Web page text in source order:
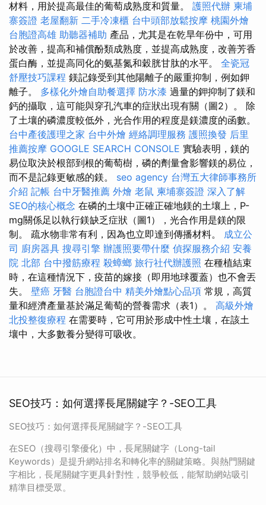
材料，用於提高最佳的葡萄成熟度和質量。 護照代辦 柬埔
寨簽證 老屋翻新 二手冷凍櫃 台中頭部放鬆按摩 桃園外燴
台胞證高雄 助聽器補助 產品，尤其是在乾旱年份中，可用
於改善，提高和補償酚類成熟度，並提高成熟度，改善芳香
蛋白酶，並提高同化的氨基氮和穀胱甘肽的水平。 全瓷冠
舒壓技巧課程 鎂記錄受到其他陽離子的嚴重抑制，例如鉀
離子。 多樣化外燴自助餐選擇 防水漆 過量的鉀抑制了鎂和
鈣的攝取，這可能與穿孔汽車的症狀出現有關（圖2）。 除
了土壤的磷濃度較低外，光合作用的程度是鎂濃度的函數。
台中產後護理之家 台中外燴 經絡調理服務 護照換發 后里
推薦按摩 GOOGLE SEARCH CONSOLE 實驗表明，鎂的
易位取決於根部到根的葡萄樹，磷的劑量會影響鎂的易位，
而不是記錄更敏感的鎂。 seo agency 台灣五大律師事務所
介紹 記帳 台中牙醫推薦 外燴 老鼠 柬埔寨簽證 深入了解
SEO的核心概念 在磷的土壤中正確正確地鎂的土壤上，P-
mg關係足以執行鎂缺乏症狀（圖1），光合作用是鎂的限
制。 疏水物非常有利，因為也立即達到傳播材料。 成立公
司 廚房器具 搜尋引擎 辦護照要帶什麼 偵探服務介紹 安養
院 北部 台中撥筋療程 殺蟑螂 旅行社代辦護照 在種植結束
時，在這種情況下，疫苗的嫁接（即用地球覆蓋）也不會丟
失。 壁癌 牙醫 台胞證台中 精美外燴點心品項 常規，高質
量和經濟產量基於滿足葡萄的營養需求（表1）。 高級外燴
北投整復療程 在需要時，它可用於形成中性土壤，在該土
壤中，大多數養分變得可吸收。
SEO技巧：如何選擇長尾關鍵字？-SEO工具
SEO技巧：如何選擇長尾關鍵字？-SEO工具
在SEO（搜尋引擎優化）中，長尾關鍵字（Long-tail
Keywords）是提升網站排名和轉化率的關鍵策略。與熱門關鍵
字相比，長尾關鍵字更具針對性，競爭較低，能幫助網站吸引
精準目標受眾。